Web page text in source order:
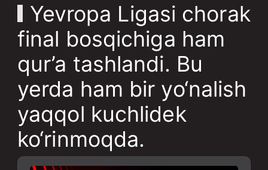
Yevropa Ligasi chorak
final bosqichiga ham
qur’a tashlandi. Bu
yerda ham bir yo‘nalish
yaqqol kuchlidek
ko‘rinmoqda.